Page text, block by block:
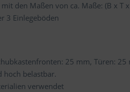
mit den Maßen von ca. Maße: (B x T
3 Einlegeböden
25 mm, Türen:
hoch belastbar.
verwendet